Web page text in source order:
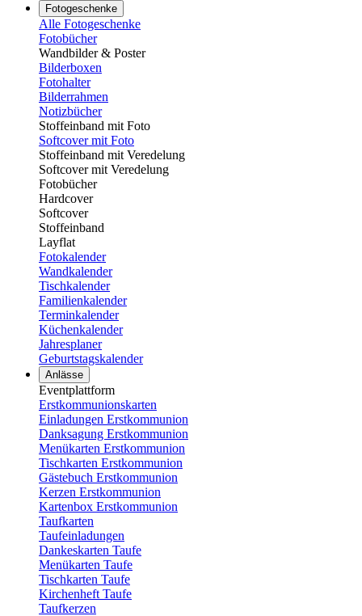
Fotogeschenke
Alle Fotogeschenke
Fotobücher
Wandbilder & Poster
Bilderboxen
Fotohalter
Bilderrahmen
Notizbücher
Stoffeinband mit Foto
Softcover mit Foto
Stoffeinband mit Veredelung
Softcover mit Veredelung
Fotobücher
Hardcover
Softcover
Stoffeinband
Layflat
Fotokalender
Wandkalender
Tischkalender
Familienkalender
Terminkalender
Küchenkalender
Jahresplaner
Geburtstagskalender
Anlässe
Eventplattform
Erstkommunionskarten
Einladungen Erstkommunion
Danksagung Erstkommunion
Menükarten Erstkommunion
Tischkarten Erstkommunion
Gästebuch Erstkommunion
Kerzen Erstkommunion
Kartenbox Erstkommunion
Taufkarten
Taufeinladungen
Dankeskarten Taufe
Menükarten Taufe
Tischkarten Taufe
Kirchenheft Taufe
Taufkerzen